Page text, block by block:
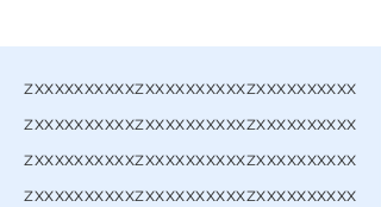
zxxxxxxxxxxzxxxxxxxxxxzxxxxxxxxxx
zxxxxxxxxxxzxxxxxxxxxxzxxxxxxxxxx
zxxxxxxxxxxzxxxxxxxxxxzxxxxxxxxxx
zxxxxxxxxxxzxxxxxxxxxxzxxxxxxxxxx